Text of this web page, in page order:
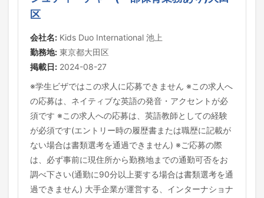
区
会社名: Kids Duo International 池上
勤務地: 東京都大田区
掲載日: 2024-08-27
※学生ビザではこの求人に応募できません ※この求人へ
の応募は、ネイティブな英語の発音・アクセントが必
須です ※この求人への応募は、英語教師としての経験
が必須です(エントリー時の履歴書または職歴に記載が
ない場合は書類選考を通過できません) ※ご応募の際
は、必ず事前に現住所から勤務地までの通勤可否をお
調べ下さい(通勤に90分以上要する場合は書類選考を通
過できません) 大手企業が運営する、インターナショナ